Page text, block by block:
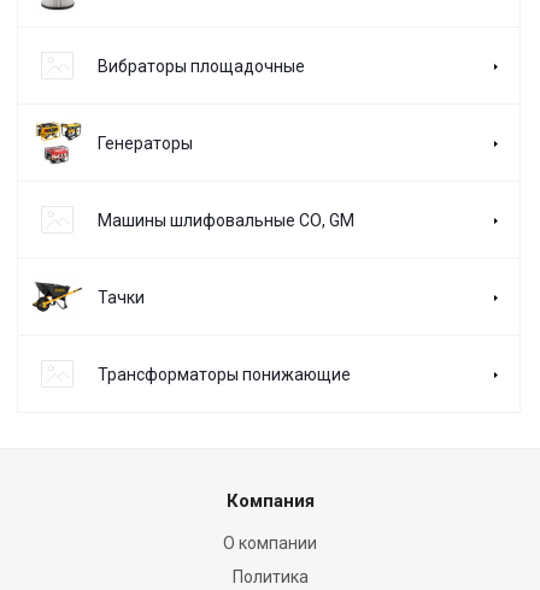
Вибраторы площадочные
Генераторы
Машины шлифовальные СО, GM
Тачки
Трансформаторы понижающие
Компания
О компании
Политика